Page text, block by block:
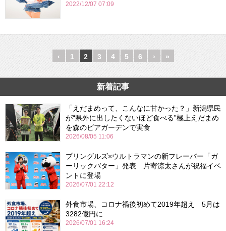
2022/12/07 07:09
‹ 1 2 3 4 5 6 › »
新着記事
「えだまめって、こんなに甘かった？」新潟県民
が“県外に出したくないほど食べる”極上えだまめ
を森のビアガーデンで実食
2026/08/05 11:06
プリングルズ×ウルトラマンの新フレーバー「ガ
ーリックバター」発表 片寄涼太さんが祝福イベ
ントに登場
2026/07/01 22:12
外食市場、コロナ禍後初めて2019年超え 5月は
3282億円に
2026/07/01 16:24